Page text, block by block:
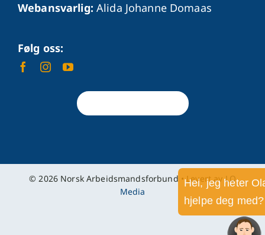
Hei, jeg heter Olav. Hva kan jeg
Webansvarlig: Alida Johanne Domaas
Følg oss:
© 2026 Norsk Arbeidsmandsforbund • Levert avLO
Media